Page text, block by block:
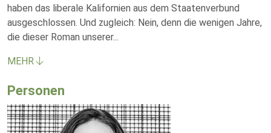
haben das liberale Kalifornien aus dem Staatenverbund
ausgeschlossen. Und zugleich: Nein, denn die wenigen Jahre,
die dieser Roman unserer...
MEHR
Personen